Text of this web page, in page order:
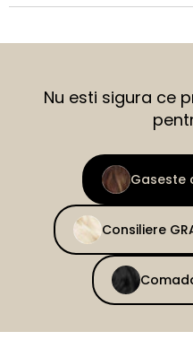
Nu esti sigura ce
Gaseste
Consiliere